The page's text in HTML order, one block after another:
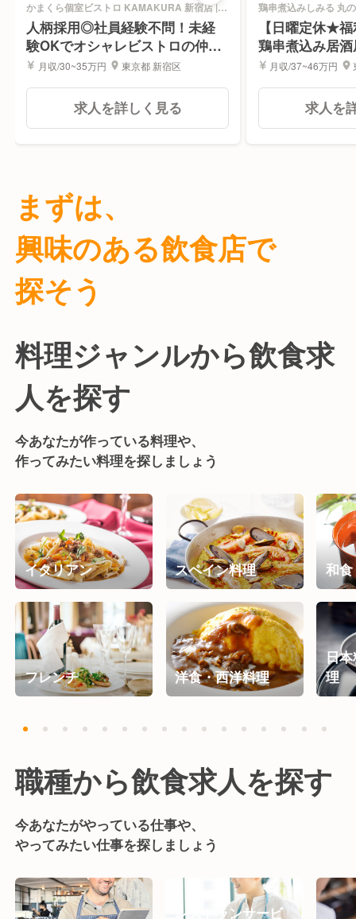
かまくら個室ビストロ KAMAKURA 新宿店 |
レストランサービス・ホールスタッフ求人
人柄採用◎社員経験不問！未経
験OKでオシャレビストロの仲間
入！月収/30~35万円 東京都 新宿区
求人を詳しく見る
鶏串煮込みしみる 丸
人【日曜定休★
鶏串煮込み居
月収/37~46万円
求人を
まずは、
興味のある飲食店で
探そう
料理ジャンルから飲食求
人を探す
今あなたが作っている料理や、
作ってみたい料理を探しましょう
イタリアン
フレンチ
スペイン料理
洋食・西洋料理
和食
日
理
職種から飲食求人を探す
今あなたがやっている仕事や、
やってみたい仕事を探しましょう
レストランサービ